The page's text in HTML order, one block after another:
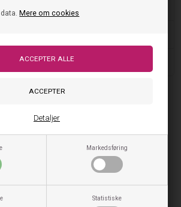
Mere om cookies
Markedsføring
Statistiske
Detaljer
PANTS - KONFIRMAND - NAVY
også disse ud